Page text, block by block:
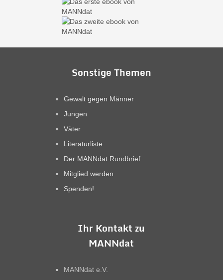
Sonstige Themen
Gewalt gegen Männer
Jungen
Väter
Literaturliste
Der MANNdat Rundbrief
Mitglied werden
Spenden!
Ihr Kontakt zu
MANNdat
MANNdat e.V.